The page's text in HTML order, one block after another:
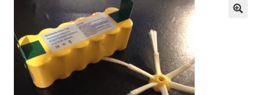
Finalizar compra